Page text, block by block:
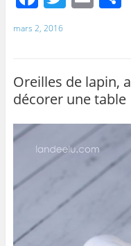
a
c
b
o
o
k
mars 2, 2016
Oreilles de lapin,
décorer une table